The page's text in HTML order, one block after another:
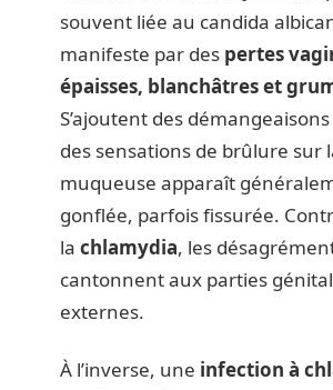
souvent liée au candida
manifeste par des pertes
épaisses, blanchâtres et
S’ajoutent des
des sensations de brûlure sur
muqueuse apparaît
gonflée, parfois fissurée.
la chlamydia, les
cantonnent aux parties
externes.
À l’inverse, une infection à